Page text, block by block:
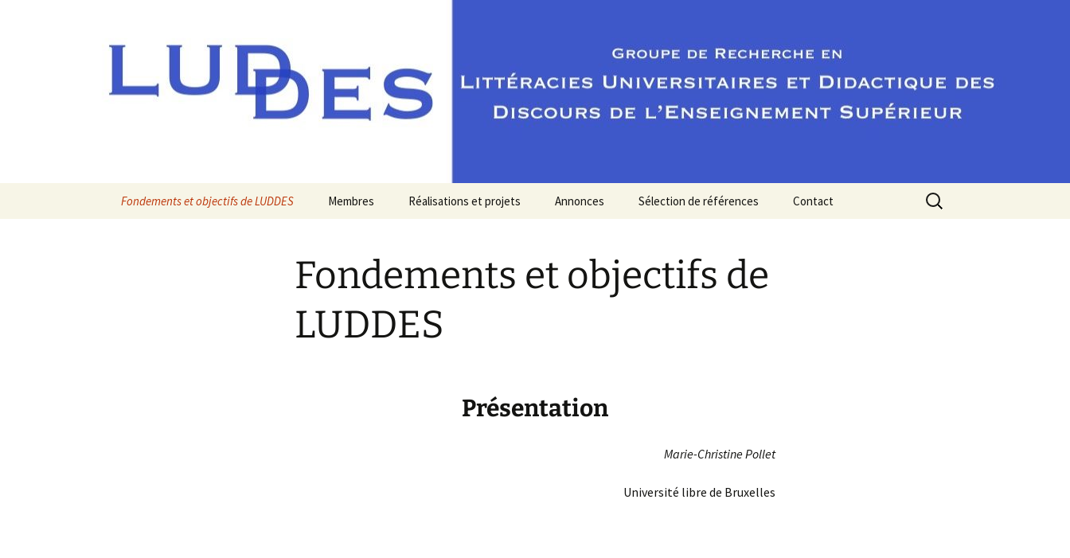
Fondements et objectifs de LUDDES Membres Réalisations et projets Annonces Sélection de références Contact
Rechercher :
Fondements et objectifs de
LUDDES
Présentation
Marie-Christine Pollet
Université libre de Bruxelles